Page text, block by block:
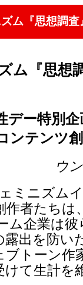
ム『思想調
ム『思想
デー特別
ンテンツ
ウ
ミニズム
作者たちは
ム企業は
露出を防い
ブトーン作
けて生計を